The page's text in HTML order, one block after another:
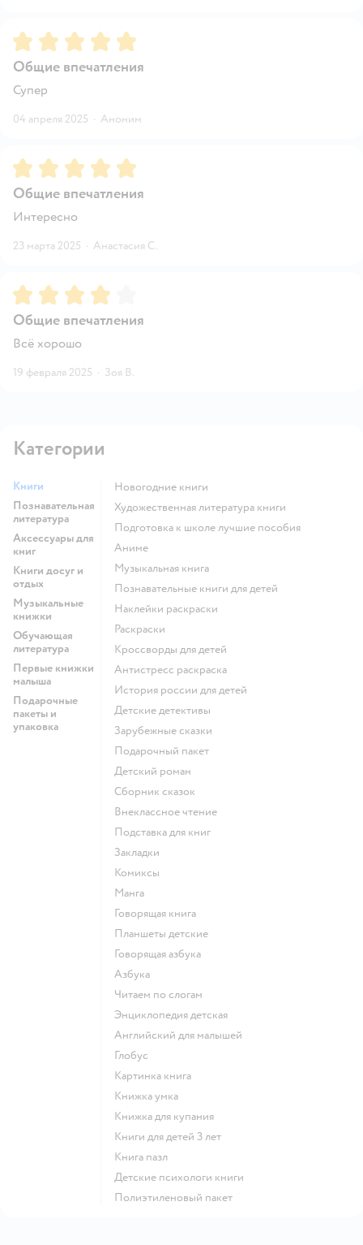
Рейтинг:5
Общие впечатления
Супер
04 апреля 2025 · Аноним
Рейтинг:5
Общие впечатления
Интересно
23 марта 2025 · Анастасия С.
Рейтинг:4
Общие впечатления
Всё хорошо
19 февраля 2025 · Зоя В.
Категории
Книги
Познавательная
литература
Аксессуары для
книг
Книги досуг и
отдых
Музыкальные
книжки
Обучающая
литература
Первые книжки
малыша
Подарочные
пакеты и
упаковка
новогодние книги
художественная литература книги
подготовка к школе лучшие пособия
Аниме
музыкальная книга
познавательные книги для детей
наклейки раскраски
раскраски
кроссворды для детей
антистресс раскраска
история россии для детей
детские детективы
зарубежные сказки
подарочный пакет
детский роман
сборник сказок
внеклассное чтение
подставка для книг
закладки
комиксы
манга
говорящая книга
Планшеты детские
говорящая азбука
азбука
читаем по слогам
энциклопедия детская
английский для малышей
глобус
картинка книга
книжка умка
книжка для купания
книги для детей 3 лет
книга пазл
детские психологи книги
полиэтиленовый пакет